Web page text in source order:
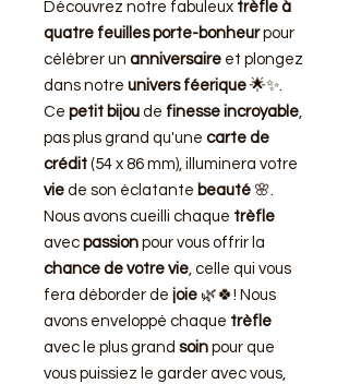
Découvrez notre fabuleux trèfle à
quatre feuilles porte-bonheurpour
célébrer un anniversaire et plongez
dans notre univers féerique 🌟✨.
Ce petit bijou de finesse incroyable,
pas plus grand qu'une carte de
crédit (54 x 86 mm), illuminera votre
vie de son éclatante beauté 🌸.
Nous avons cueilli chaque trèfle
avec passion pour vous offrir la
chance de votre vie, celle qui vous
fera déborder de joie 🌿🍀! Nous
avons enveloppé chaque trèfle
avec le plus grand soin pour que
vous puissiez le garder avec vous,